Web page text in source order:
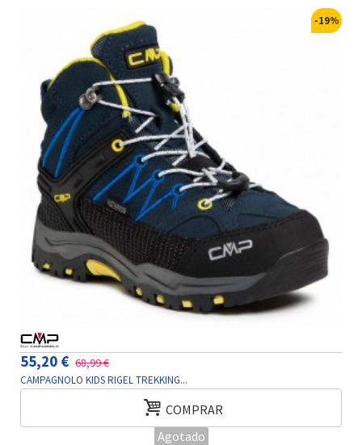
-19%
55,20 € 68,99 €
CAMPAGNOLO KIDS RIGEL TREKKING...
COMPRAR
Agotado